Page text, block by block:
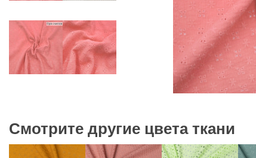
Смотрите другие цвета ткани